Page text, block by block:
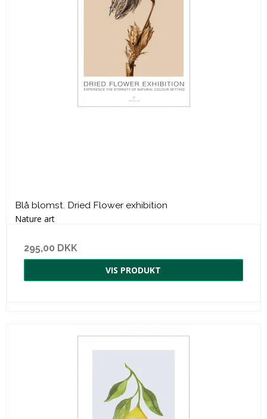
Blå blomst. Dried Flower exhibition
Nature art
295,00 DKK
VIS PRODUKT